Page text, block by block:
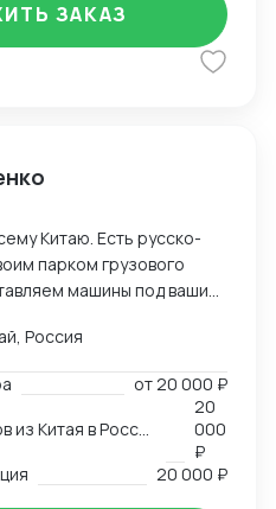
ЗАКАЗ
Китаю. Есть русско-
парком грузового
машины под ваши
в Гуанчжоу, ИУ и
Россия
от20 000 ₽
Доставка товаров и грузов из Китая в Россию, Казахстан, Беларусь, Таиланд, Вьетнам, Малайзию
20
000
₽
20 000 ₽